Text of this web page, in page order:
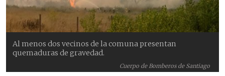
Cuerpo de Bomberos de Santiago
Al menos dos vecinos de la comuna presentan
quemaduras de gravedad.